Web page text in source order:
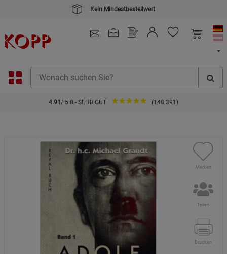
Kein Mindestbestellwert
4.91 / 5.0 - SEHR GUT (148.391)
Merken
Teilen
Drucken